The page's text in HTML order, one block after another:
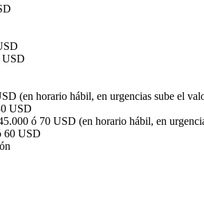
USD
(en horario hábil, en urgencias sube el
USD
ó 70 USD (en horario hábil, en
60 USD